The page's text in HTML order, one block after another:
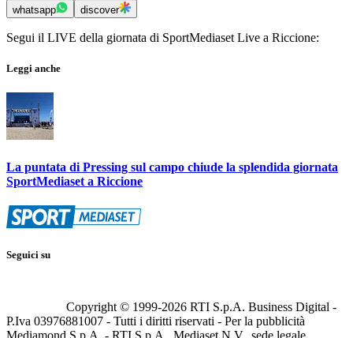
whatsapp discover
Segui il LIVE della giornata di SportMediaset Live a Riccione:
Leggi anche
La puntata di Pressing sul campo chiude la splendida giornata
SportMediaset a Riccione
Seguici su
Copyright © 1999-2026 RTI S.p.A. Business Digital -
P.Iva 03976881007 - Tutti i diritti riservati - Per la pubblicità